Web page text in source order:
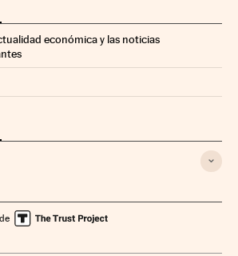
económica y las noticias
en Facebook
Días en Twitter